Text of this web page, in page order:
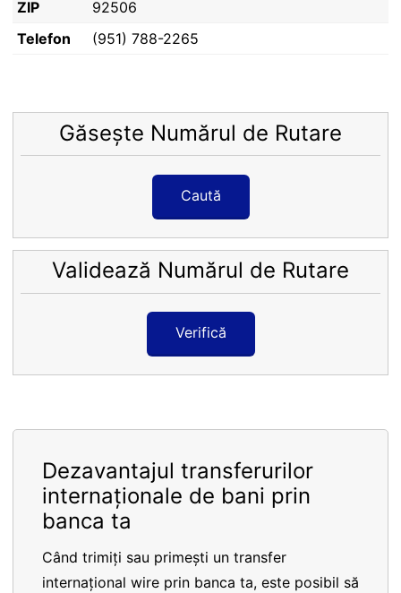
ZIP
92506
Telefon
(951) 788-2265
Găsește Numărul de Rutare
Caută
Validează Numărul de Rutare
Verifică
Dezavantajul transferurilor
internaționale de bani prin
banca ta
Când trimiți sau primești un transfer
internațional wire prin banca ta, este posibil să